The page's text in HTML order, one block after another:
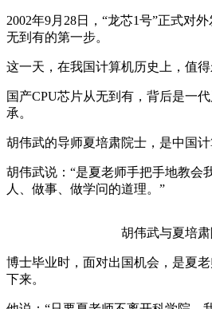
2002年9月28日，“龙芯1号”正式对
无到有的第一步。
这一天，在我国计算机历史上，值得
国产CPU芯片从无到有，背后是一
承。
胡伟武的导师夏培肃院士，是中国计
胡伟武说：“是夏老师手把手地教会
人、做事、做学问的道理。”
胡伟武与夏培
博士毕业时，面对出国机会，是夏
下来。